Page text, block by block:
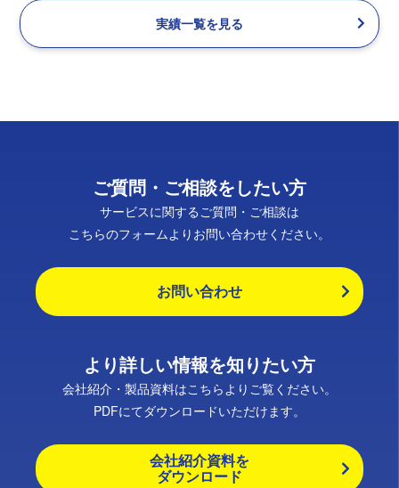
実績一覧を見る
ご質問・ご相談をしたい方
サービスに関するご質問・ご相談は
こちらのフォームよりお問い合わせください。
お問い合わせ
より詳しい情報を知りたい方
会社紹介・製品資料はこちらよりご覧ください。
PDFにてダウンロードいただけます。
会社紹介資料を
ダウンロード